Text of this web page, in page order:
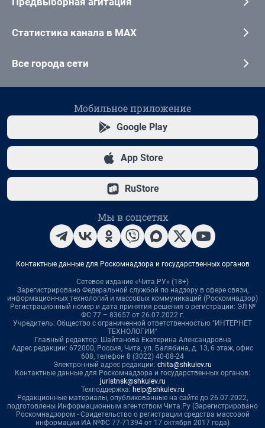
Статистика канала в MAX
Все города сети
Мобильное приложение
Google Play
App Store
RuStore
Мы в соцсетях
Контактные данные для Роскомнадзора и государственных органов
Сетевое издание «Чита.РУ» (18+)
Зарегистрировано Федеральной службой по надзору в сфере связи,
информационных технологий и массовых коммуникаций (Роскомнадзор)
Регистрационный номер и дата принятия решения о регистрации: ЭЛ №
ФС 77 – 83657 от 26.07.2022 г.
Учредитель: Общество с ограниченной ответственностью "ИНТЕРНЕТ
ТЕХНОЛОГИИ"
Главный редактор: Шайтанова Екатерина Александровна
Адрес редакции: 672000, Россия, Чита, ул. Балябина, д. 13, 6 этаж, офис
608, телефон 8 (3022) 40-08-24
Электронный адрес редакции: chita@shkulev.ru
Контактные данные для Роскомнадзора и государственных органов:
juristnsk@shkulev.ru
Техподдержка: help@shkulev.ru
Редакционные материалы, опубликованные на сайте до 26.07.2022,
подготовлены Информационным агентством Чита.Ру (Зарегистрировано
Роскомнадзором - Свидетельство о регистрации средства массовой
информации ИА №ФС 77-71394 от 17 октября 2017 года)